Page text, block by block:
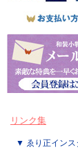
リンク集
▼ ゑり正インス